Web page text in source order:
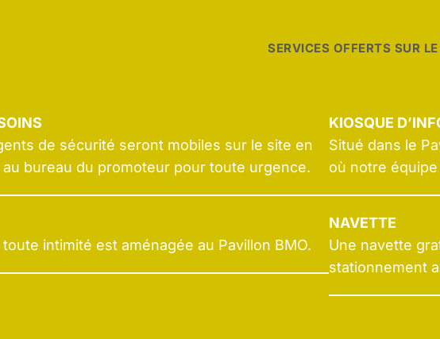
SERVICES OFFERTS SUR
de sécurité seront mobiles sur le site en
bureau du promoteur pour toute urgence.
intimité est aménagée au Pavillon BMO.
KIOSQUE
Situé dans le
où notre
NAVETTE
Une navette
stationnement